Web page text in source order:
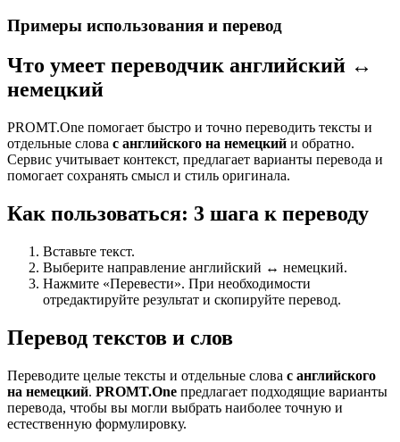
Примеры использования и перевод
Что умеет переводчик английский ↔
немецкий
PROMT.One помогает быстро и точно переводить тексты и
отдельные слова с английского на немецкий и обратно.
Сервис учитывает контекст, предлагает варианты перевода и
помогает сохранять смысл и стиль оригинала.
Как пользоваться: 3 шага к переводу
Вставьте текст.
Выберите направление английский ↔ немецкий.
Нажмите «Перевести». При необходимости
отредактируйте результат и скопируйте перевод.
Перевод текстов и слов
Переводите целые тексты и отдельные слова с английского
на немецкий. PROMT.One предлагает подходящие варианты
перевода, чтобы вы могли выбрать наиболее точную и
естественную формулировку.